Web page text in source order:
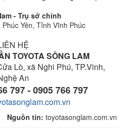
- Trụ sở chính
Yên, Tỉnh Vĩnh Phúc
HỆ
TOYOTA SÔNG LAM
Lò, xã Nghi Phú, TP.Vinh,
An
797 - 0905 766 797
Nguồn tin: toyotasonglam.com.vn